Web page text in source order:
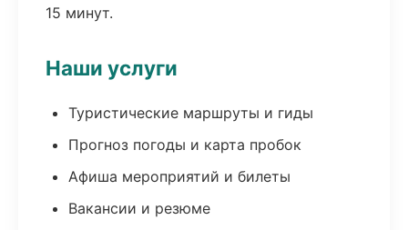
15 минут.
Наши услуги
Туристические маршруты и гиды
Прогноз погоды и карта пробок
Афиша мероприятий и билеты
Вакансии и резюме